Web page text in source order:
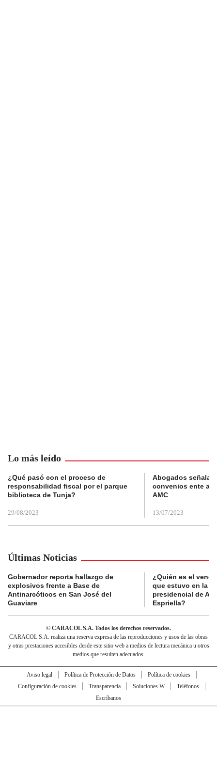
Lo más leído
¿Qué pasó con el proceso de
responsabilidad fiscal por el parque
biblioteca de Tunja?
29/08/2023
Abogados
convenios ente
AMC
13/07/2023
Últimas Noticias
Gobernador reporta hallazgo de
explosivos frente a Base de
Antinarcóticos en San José del
Guaviare
¿Quién es el
que estuvo en la
presidencial de
Espriella?
© CARACOL S.A. Todos los derechos reservados.
CARACOL S.A. realiza una reserva expresa de las reproducciones y usos de las obras
y otras prestaciones accesibles desde este sitio web a medios de lectura mecánica u otros
medios que resulten adecuados.
Aviso legal Política de Protección de Datos
Política de cookies
Configuración de cookies
Transparencia Soluciones W
Teléfonos
Escríbanos